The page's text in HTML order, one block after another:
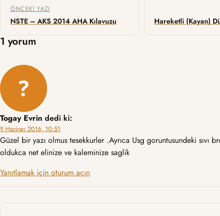
ÖNCEKI YAZI
NSTE – AKS 2014 AHA Kılavuzu
1 yorum
Togay Evrin dedi ki:
9 Haziran 2016, 10:51
Güzel bir yazı olmus tesekkurler .Ayrıca Usg goruntusundeki sıvı
oldukca net elinize ve kaleminize saglik
Yanıtlamak için oturum açın